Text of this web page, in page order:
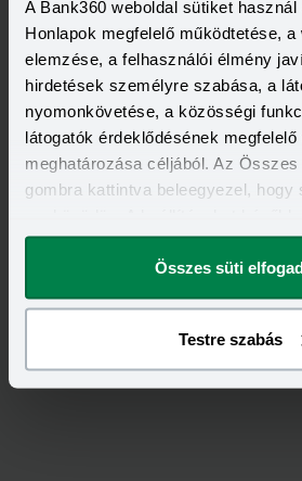
A Bank360 weboldal sütiket
Honlapok megfelelő működtetése, a
elemzése, a felhasználói élmény
hirdetések személyre szabása, a
nyomonkövetése, a közösségi
látogatók érdeklődésének megfelelő
meghatározása céljából. Az
gombra kattintva beleegyezel, hogy
megváltoztathatod.
Összes süti
Testre szabás
Értékeldaz Allianz-
4,88/8